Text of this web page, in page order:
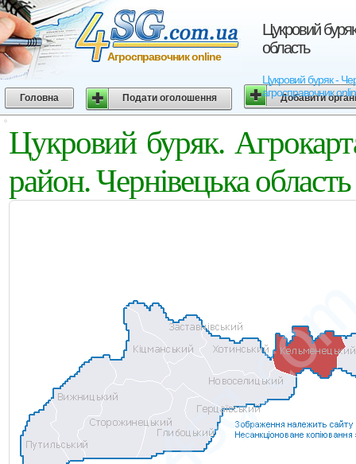
Цукровий
область
Цукровий буряк -
агросправочник
Агросправочник online
Головна Подати оголошення Добавити
Цукровий буряк.
район. Чернівецька область